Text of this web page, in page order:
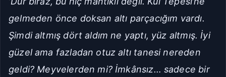
gelmeden önce doksan altı parçacığım vardı.
Şimdi altmış dört aldım ne yaptı, yüz altmış. İyi
güzel ama fazladan otuz altı tanesi nereden
geldi? Meyvelerden mi? İmkânsız… sadece bir